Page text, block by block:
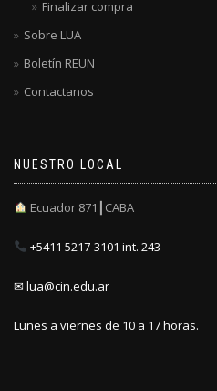
Finalizar compra
Sobre LUA
Boletín REUN
Contactanos
NUESTRO LOCAL
Ecuador 871┃CABA
+5411 5217-3101 int. 243
✉ lua@cin.edu.ar
Lunes a viernes de 10 a 17 horas.